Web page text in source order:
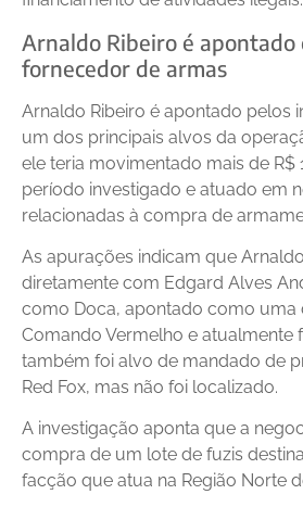
Arnaldo Ribeiro é apontado
fornecedor de armas
Arnaldo Ribeiro é apontado pelos
um dos principais alvos da
ele teria movimentado mais de R$
período investigado e atuado em
relacionadas à compra de
As apurações indicam que
diretamente com Edgard Alves
como Doca, apontado como uma
Comando Vermelho e atualmente
também foi alvo de mandado de
Red Fox, mas não foi localizado.
A investigação aponta que a
compra de um lote de fuzis
facção que atua na Região Norte